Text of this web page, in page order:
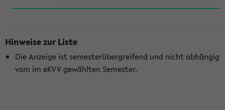
Hinweise zur Liste
Die Anzeige ist semesterübergreifend und nicht abhängig
vom im eKVV gewählten Semester.